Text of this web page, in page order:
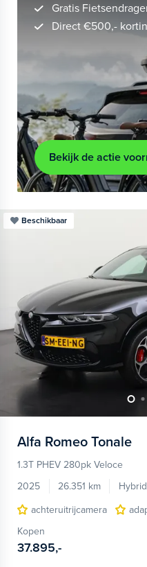
Gratis
Direct €500,-
Bekijk de actie
Beschikbaar
Alfa Romeo Tonale
1.3T PHEV 280pk Veloce
2025
26.351 km
achteruitrijcamera
Kopen
37.895,-